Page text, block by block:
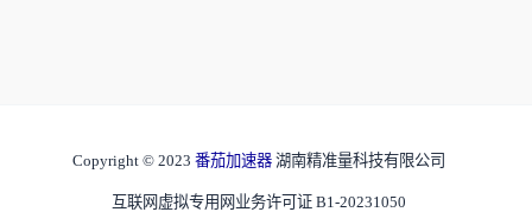
Copyright © 2023 番茄加速器 湖南精准量科技有限公司
互联网虚拟专用网业务许可证 B1-20231050